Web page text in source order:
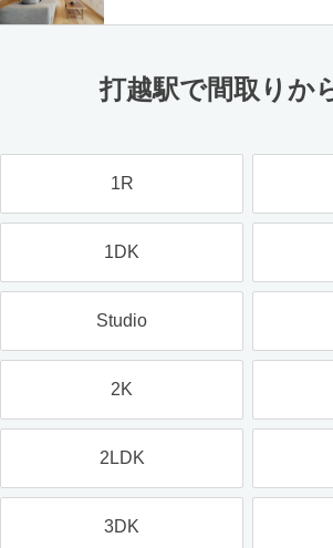
打越駅で間取りか
1R
1DK
Studio
2K
2LDK
3DK